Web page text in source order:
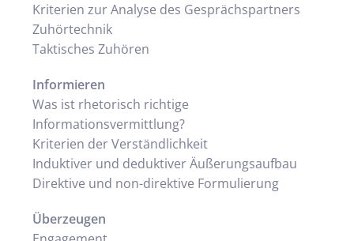
Kriterien zur Analyse des Gesprächspartners
Zuhörtechnik
Taktisches Zuhören
Informieren
Was ist rhetorisch richtige
Informationsvermittlung?
Kriterien der Verständlichkeit
Induktiver und deduktiver Äußerungsaufbau
Direktive und non-direktive Formulierung
Überzeugen